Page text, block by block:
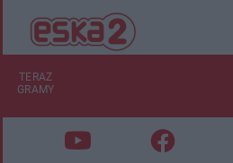
TERAZ
GRAMY